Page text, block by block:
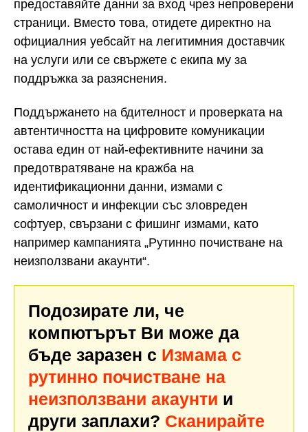
предоставяйте данни за вход чрез непроверени
страници. Вместо това, отидете директно на
официалния уебсайт на легитимния доставчик
на услуги или се свържете с екипа му за
поддръжка за разяснения.
Поддържането на бдителност и проверката на
автентичността на цифровите комуникации
остава един от най-ефективните начини за
предотвратяване на кражба на
идентификационни данни, измами с
самоличност и инфекции със зловреден
софтуер, свързани с фишинг измами, като
например кампанията „Рутинно почистване на
неизползвани акаунти“.
Подозирате ли, че
компютърът Ви може да
бъде заразен с Измама с
рутинно почистване на
неизползвани акаунти и
други заплахи? Сканирайте